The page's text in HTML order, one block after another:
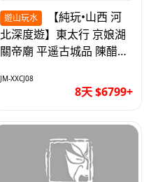
遊山玩水
北深度遊】東太行 京娘湖
關帝廟 平遥古城品 陳醋咖
JM-XXCJ08
8天 $6799+